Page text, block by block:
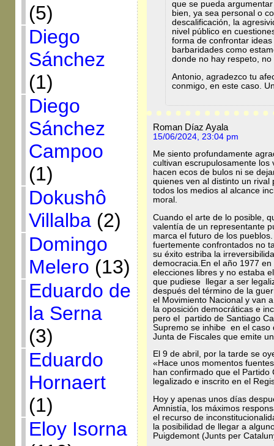
(5)
Diego
Sánchez
(1)
Diego
Sánchez
Campoo
(1)
Dokushô
Villalba(2)
Domingo
Melero (13)
Eduardo de
la Serna
(3)
Eduardo
Hornaert
(1)
Eloy Isorna
que se pueda
bien, ya sea personal o
descalificación, la
nivel público en
forma de confrontar
barbaridades como
donde no hay respeto,
Antonio, agradezco tu
conmigo, en este caso.
Roman Díaz Ayala
15/06/2024, 23:04 pm
Me siento profundamente
cultivan escrupulosamente los
hacen ecos de bulos ni se
quienes ven al distinto un
todos los medios al alcance
moral.
Cuando el arte de lo posible,
valentía de un representante
marca el futuro de los
fuertemente confrontados no
su éxito estriba la
democracia.En el año 1977
elecciones libres y no estaba
que pudiese llegar a ser
después del término de la
el Movimiento Nacional y van
la oposición democráticas e
pero el partido de Santiago
Supremo se inhibe en el caso
Junta de Fiscales que emite
El 9 de abril, por la tarde se
«Hace unos momentos
han confirmado que el
legalizado e inscrito en el
Hoy y apenas unos días
Amnistía, los máximos
el recurso de
la posibilidad de llegar a
Puigdemont (Junts per